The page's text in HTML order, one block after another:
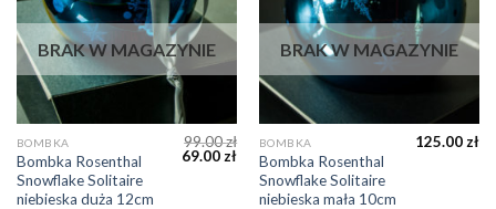
BRAK W MAGAZYNIE
BOMBKA
Bombka Rosenthal
Snowflake Solitaire
niebieska duża 12cm
99.00zł
69.00 zł
BRAK W MAGAZYNIE
BOMBKA
Bombka Rosenthal
Snowflake Solitaire
niebieska mała 10cm
125.00 zł